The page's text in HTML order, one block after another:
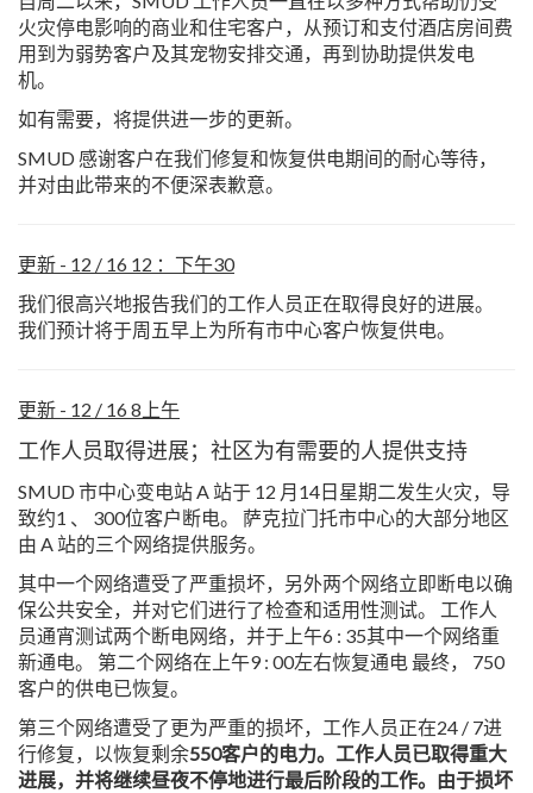
火灾停电影响的商业和住宅客户，从预订和支付酒店房间费
用到为弱势客户及其宠物安排交通，再到协助提供发电
机。
如有需要，将提供进一步的更新。
SMUD 感谢客户在我们修复和恢复供电期间的耐心等待，
并对由此带来的不便深表歉意。
更新 - 12 / 16 12 ：下午30
我们很高兴地报告我们的工作人员正在取得良好的进展。
我们预计将于周五早上为所有市中心客户恢复供电。
更新 - 12 / 16 8上午
工作人员取得进展；社区为有需要的人提供支持
SMUD 市中心变电站 A 站于 12 月14日星期二发生火灾，导
致约1 、 300位客户断电。 萨克拉门托市中心的大部分地区
由 A 站的三个网络提供服务。
其中一个网络遭受了严重损坏，另外两个网络立即断电以确
保公共安全，并对它们进行了检查和适用性测试。 工作人
员通宵测试两个断电网络，并于上午6 : 35其中一个网络重
新通电。 第二个网络在上午9 : 00左右恢复通电 最终， 750
客户的供电已恢复。
第三个网络遭受了更为严重的损坏，工作人员正在24 / 7进
行修复，以恢复剩余550客户的电力。工作人员已取得重大
进展，并将继续昼夜不停地进行最后阶段的工作。由于损坏